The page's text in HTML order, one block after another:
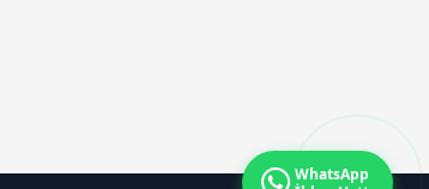
WhatsApp